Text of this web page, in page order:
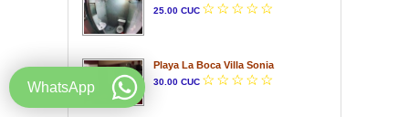
25.00 CUC
Playa La Boca Villa Sonia
30.00 CUC
WhatsApp